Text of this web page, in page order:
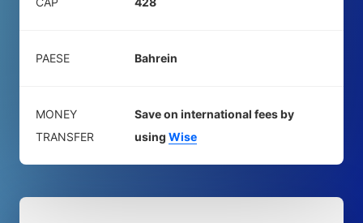
PAESE Bahrein
MONEY
TRANSFER
Save on international fees by
using Wise